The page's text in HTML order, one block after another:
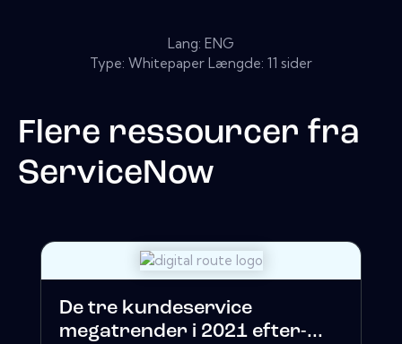
Lang: ENG
Type: Whitepaper Længde: 11 sider
Flere ressourcer fra
ServiceNow
De tre kundeservice
megatrender i 2021 efter-...